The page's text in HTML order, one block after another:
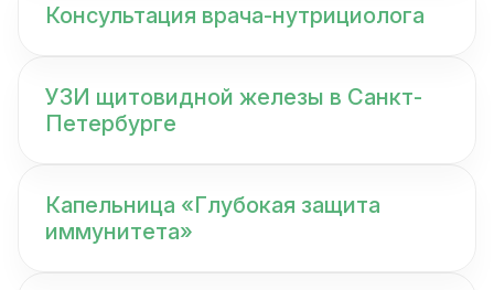
Консультация врача-нутрициолога
УЗИ щитовидной железы в Санкт-
Петербурге
Капельница «Глубокая защита
иммунитета»